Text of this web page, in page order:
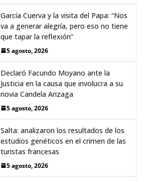
García Cuerva y la visita del Papa: “Nos
va a generar alegría, pero eso no tiene
que tapar la reflexión”
5 agosto, 2026
Declaró Facundo Moyano ante la
Justicia en la causa que involucra a su
novia Candela Arizaga
5 agosto, 2026
Salta: analizaron los resultados de los
estudios genéticos en el crimen de las
turistas francesas
5 agosto, 2026